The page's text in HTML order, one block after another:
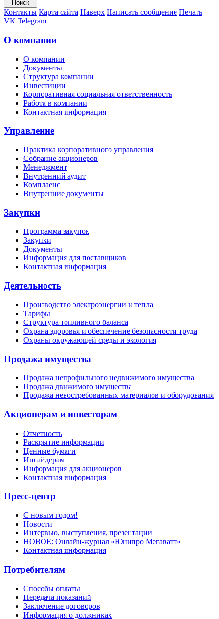
Контакты Карта сайта Наверх Написать сообщение Печать
VK Telegram
О компании
О компании
Документы
Структура компании
Инвестиции
Корпоративная социальная ответственность
Работа в компании
Контактная информация
Управление
Практика корпоративного управления
Собрание акционеров
Менеджмент
Внутренний аудит
Комплаенс
Внутренние документы
Закупки
Программа закупок
Закупки
Документы
Информация для поставщиков
Контактная информация
Деятельность
Производство электроэнергии и тепла
Тарифы
Структура топливного баланса
Охрана здоровья и обеспечение безопасности труда
Охраны окружающей среды и экология
Продажа имущества
Продажа непрофильного недвижимого имущества
Продажа движимого имущества
Продажа невостребованных материалов и оборудования
Акционерам и инвесторам
Отчетность
Раскрытие информации
Ценные бумаги
Инсайдерам
Информация для акционеров
Контактная информация
Пресс-центр
С новым годом!
Новости
Интервью, выступления, презентации
НОВОЕ: Онлайн-журнал «Юнипро Мегаватт»
Контактная информация
Потребителям
Способы оплаты
Передача показаний
Заключение договоров
Информация о должниках